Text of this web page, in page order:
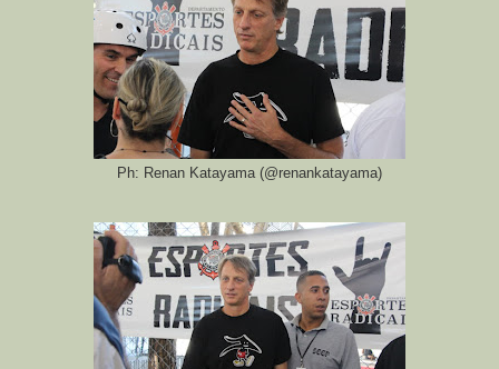
Ph: Renan Katayama (@renankatayama)